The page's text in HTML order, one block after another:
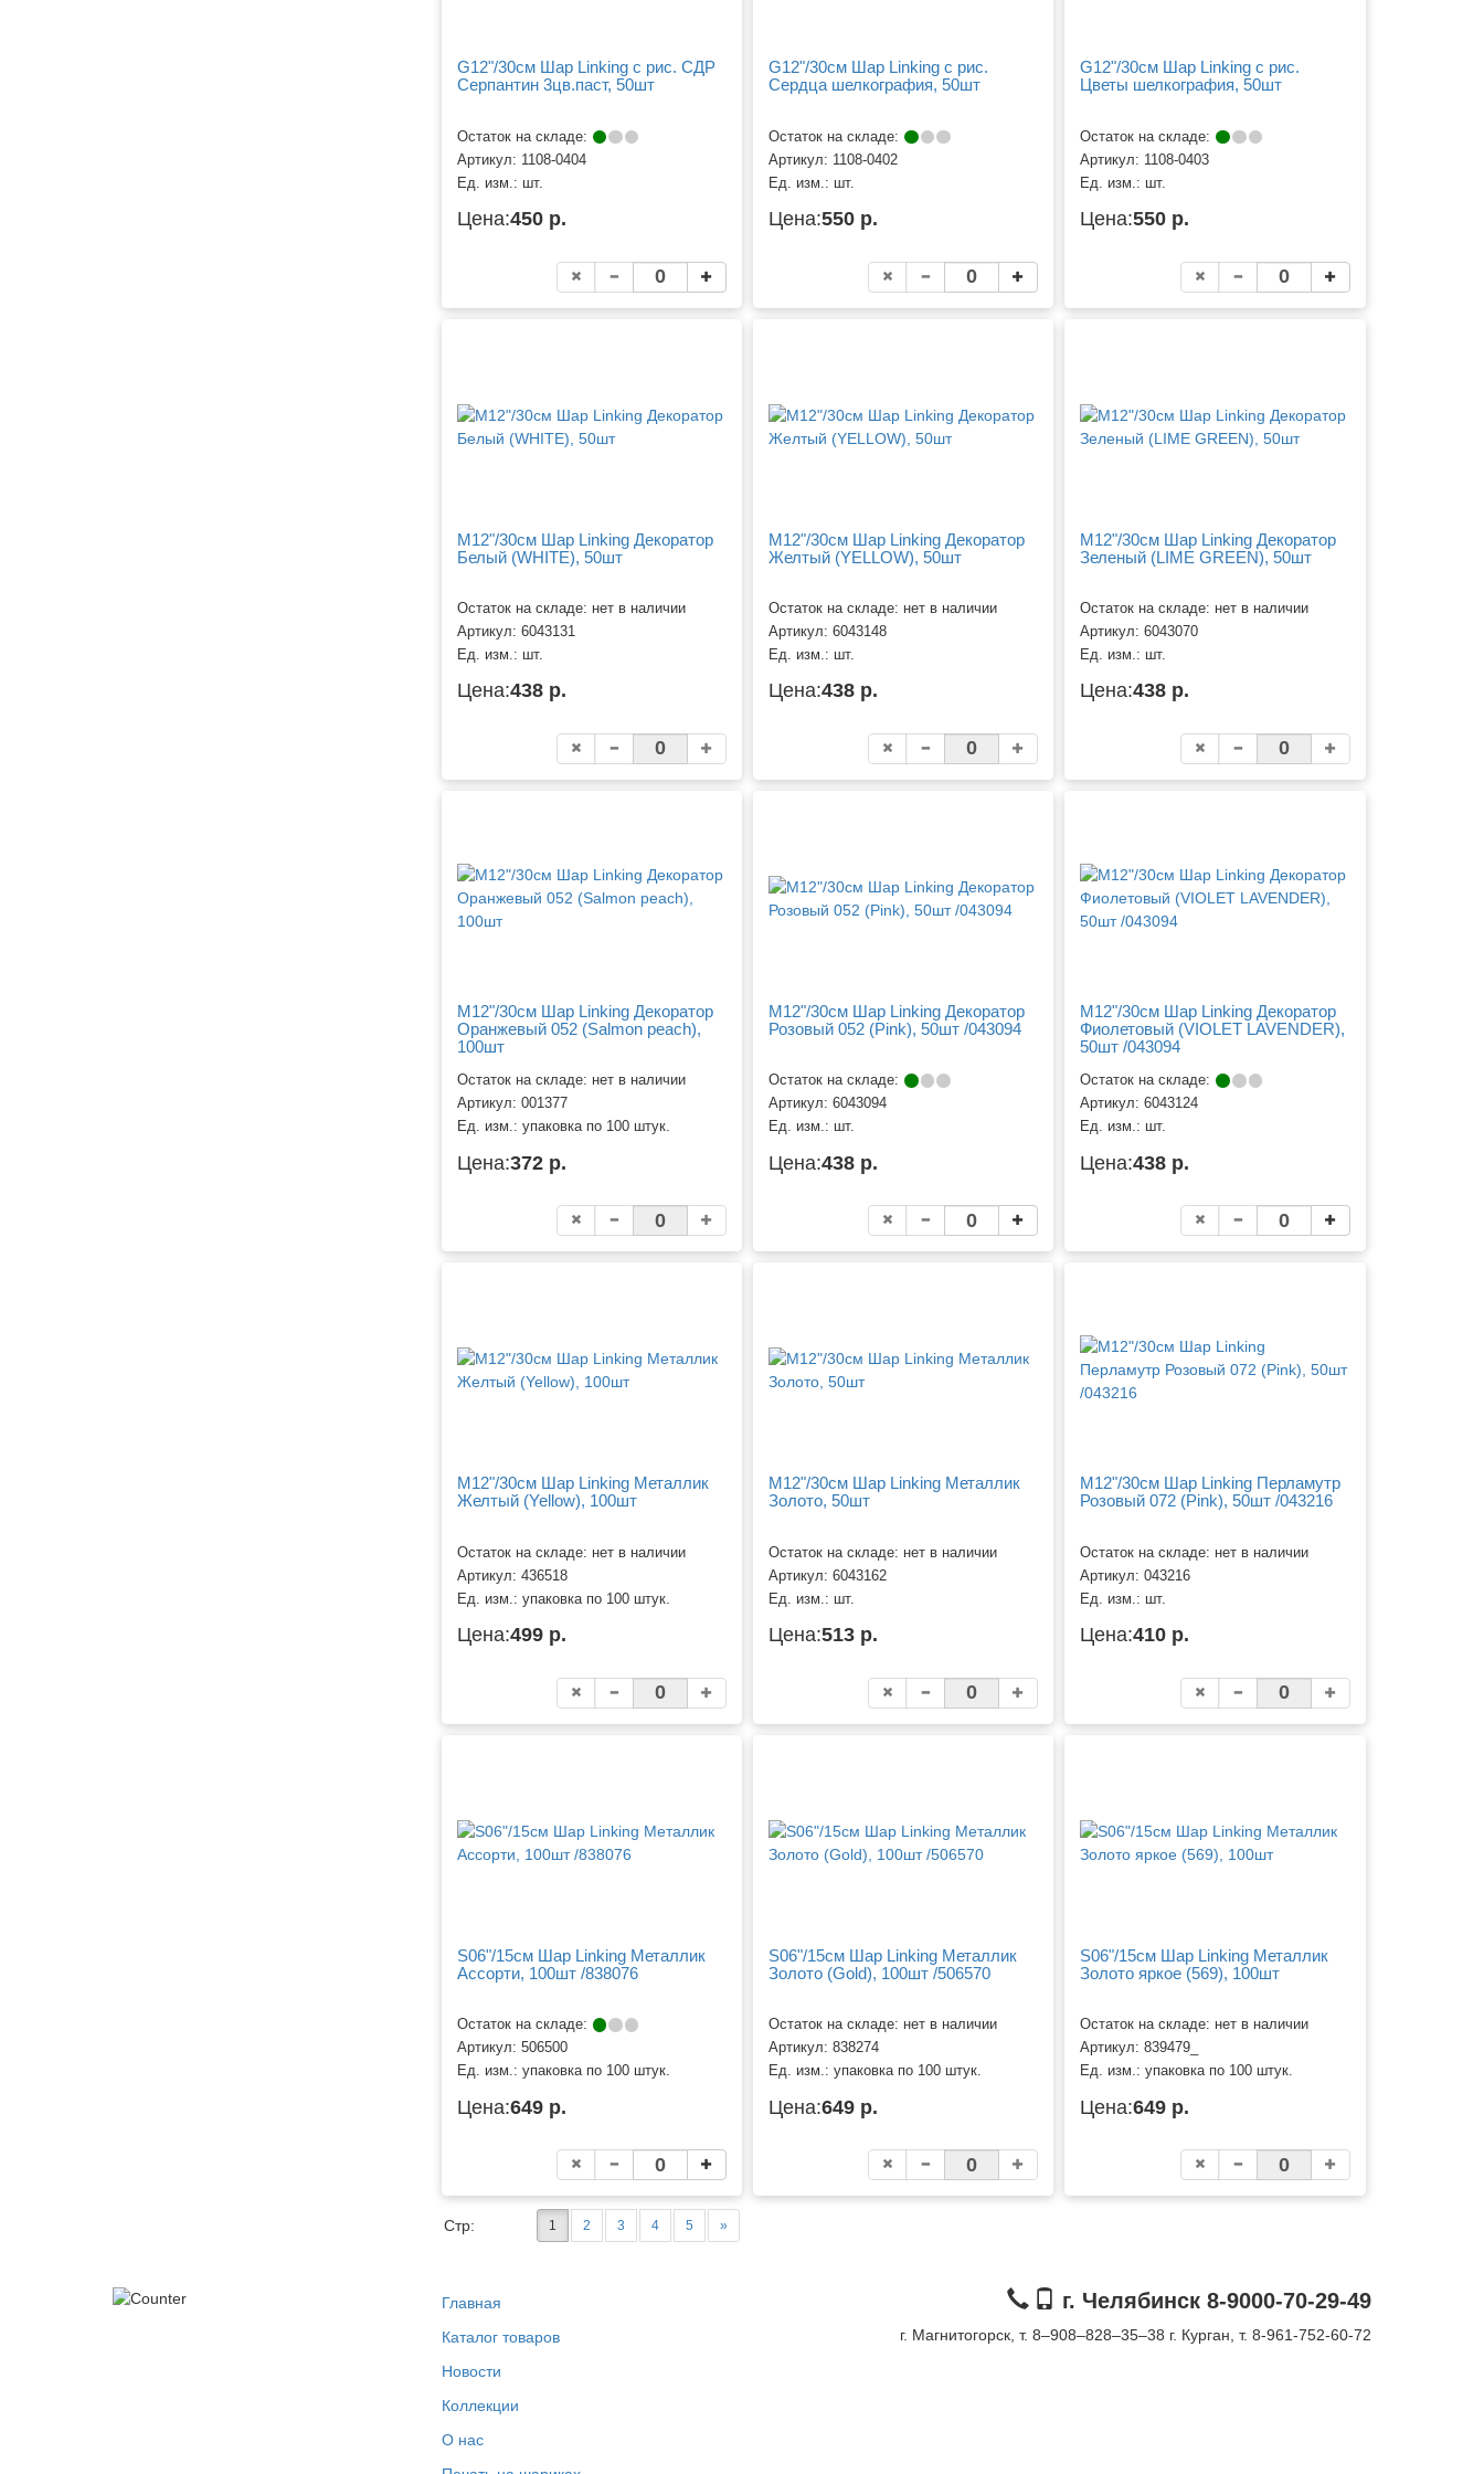
G12"/30см Шар Linking с рис. СДР
Серпантин 3цв.паст, 50шт
Остаток на складе:
Артикул: 1108-0404
Ед. изм.: шт.
Цена:450 р.
G12"/30см Шар Linking с рис.
Сердца шелкография, 50шт
Остаток на складе:
Артикул: 1108-0402
Ед. изм.: шт.
Цена:550 р.
G12"/30см Шар Linking с рис.
Цветы шелкография, 50шт
Остаток на складе:
Артикул: 1108-0403
Ед. изм.: шт.
Цена:550 р.
M12"/30см Шар Linking Декоратор
Белый (WHITE), 50шт
Остаток на складе: нет в наличии
Артикул: 6043131
Ед. изм.: шт.
Цена:438 р.
M12"/30см Шар Linking Декоратор
Желтый (YELLOW), 50шт
Остаток на складе: нет в наличии
Артикул: 6043148
Ед. изм.: шт.
Цена:438 р.
M12"/30см Шар Linking Декоратор
Зеленый (LIME GREEN), 50шт
Остаток на складе: нет в наличии
Артикул:6043070
Ед. изм.: шт.
Цена:438 р.
M12"/30см Шар Linking Декоратор
Оранжевый 052 (Salmon peach),
100шт
Остаток на складе: нет в наличии
Артикул: 001377
Ед. изм.: упаковка по 100 штук.
Цена:372 р.
M12"/30см Шар Linking Декоратор
Розовый 052 (Pink), 50шт /043094
Остаток на складе:
Артикул: 6043094
Ед. изм.: шт.
Цена:438 р.
M12"/30см Шар Linking Декоратор
Фиолетовый (VIOLET LAVENDER),
50шт /043094
Остаток на складе:
Артикул:6043124
Ед. изм.: шт.
Цена:438 р.
M12"/30см Шар Linking Металлик
Желтый (Yellow), 100шт
Остаток на складе: нет в наличии
Артикул: 436518
Ед. изм.: упаковка по 100 штук.
Цена:499 р.
M12"/30см Шар Linking Металлик
Золото, 50шт
Остаток на складе: нет в наличии
Артикул: 6043162
Ед. изм.: шт.
Цена:513 р.
M12"/30см Шар Linking Перламутр
Розовый 072 (Pink), 50шт /043216
Остаток на складе: нет в наличии
Артикул:043216
Ед. изм.: шт.
Цена:410 р.
S06"/15см Шар Linking Металлик
Ассорти, 100шт /838076
Остаток на складе:
Артикул: 506500
Ед. изм.: упаковка по 100 штук.
Цена:649 р.
S06"/15см Шар Linking Металлик
Золото (Gold), 100шт /506570
Остаток на складе: нет в наличии
Артикул: 838274
Ед. изм.: упаковка по 100 штук.
Цена:649 р.
S06"/15см Шар Linking Металлик
Золото яркое (569), 100шт
Остаток на складе: нет в наличии
Артикул:839479_
Ед. изм.:упаковка по 100 штук.
Цена:649 р.
Стр: 1 2 3 4 5 »
Главная
Каталог товаров
Новости
Коллекции
О нас
г. Челябинск 8-9000-70-29-49
г. Магнитогорск, т. 8–908–828–35–38 г. Курган, т. 8-961-752-60-72